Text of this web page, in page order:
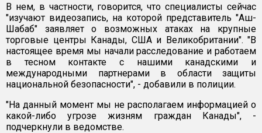
В нем, в частности, говорится, что специалисты сейчас
"изучают видеозапись, на которой представитель "Аш-
Шабаб" заявляет о возможных атаках на крупные
торговые центры Канады, США и Великобритании". "В
настоящее время мы начали расследование и работаем
в тесном контакте с нашими канадскими и
международными партнерами в области защиты
национальной безопасности", - добавили в полиции.
"На данный момент мы не располагаем информацией о
какой-либо угрозе жизням граждан Канады", -
подчеркнули в ведомстве.